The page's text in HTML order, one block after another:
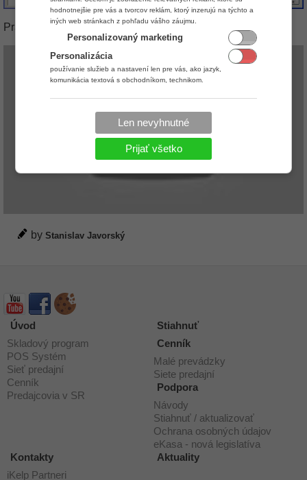
Prácu so stromom dokladov popisuje aj nasledovné video.
by Stanislav Javorský
Úvod
Skladový program
POS Systém
Sieť predajní
Cenník
Predajcovia v SR
Stiahnuť
Cenník
Malé prevádzky
Siete predajní
Podpora
Návody
Stiahnuť / aktualizovať
Ochrana osobných údajov
eKasa - nová legislatíva
Kontakty
iKelp Partneri
Aktuality
hodnotnejšie pre vás a tvorcov reklám, ktorý inzerujú na týchto a
iných web stránkach z pohľadu vášho záujmu.
Personalizovaný marketing
Personalizácia
používanie služieb a nastavení len pre vás, ako jazyk,
komunikácia textová s obchodníkom, technikom.
Len nevyhnutné
Prijať všetko